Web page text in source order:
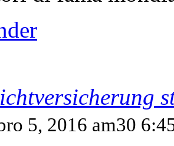
5, 2016 am30